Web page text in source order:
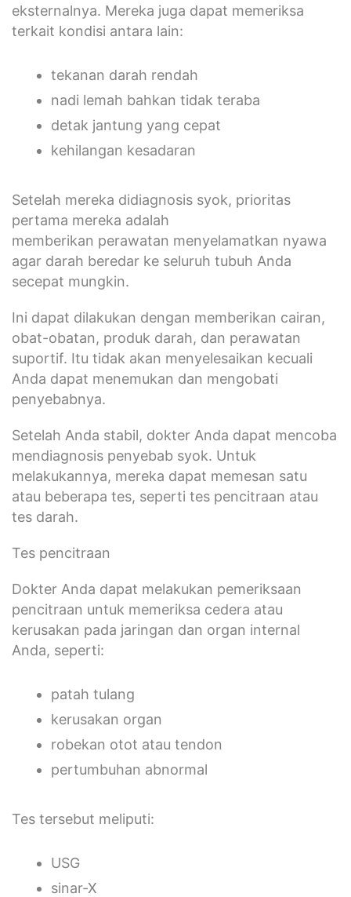
eksternalnya. Mereka juga dapat memeriksa
terkait kondisi antara lain:
tekanan darah rendah
nadi lemah bahkan tidak teraba
detak jantung yang cepat
kehilangan kesadaran
Setelah mereka didiagnosis syok, prioritas
pertama mereka adalah
memberikan perawatan menyelamatkan nyawa
agar darah beredar ke seluruh tubuh Anda
secepat mungkin.
Ini dapat dilakukan dengan memberikan cairan,
obat-obatan, produk darah, dan perawatan
suportif. Itu tidak akan menyelesaikan kecuali
Anda dapat menemukan dan mengobati
penyebabnya.
Setelah Anda stabil, dokter Anda dapat mencoba
mendiagnosis penyebab syok. Untuk
melakukannya, mereka dapat memesan satu
atau beberapa tes, seperti tes pencitraan atau
tes darah.
Tes pencitraan
Dokter Anda dapat melakukan pemeriksaan
pencitraan untuk memeriksa cedera atau
kerusakan pada jaringan dan organ internal
Anda, seperti:
patah tulang
kerusakan organ
robekan otot atau tendon
pertumbuhan abnormal
Tes tersebut meliputi:
USG
sinar-X